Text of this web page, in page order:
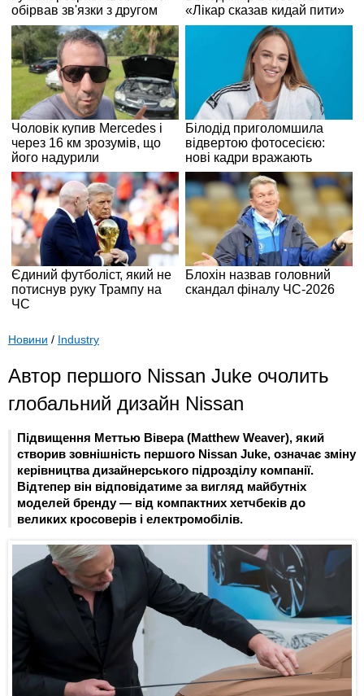
Новини / Industry
Автор першого Nissan Juke очолить
глобальний дизайн Nissan
Підвищення Меттью Вівера (Matthew Weaver), який
створив зовнішність першого Nissan Juke, означає зміну
керівництва дизайнерського підрозділу компанії.
Відтепер він відповідатиме за вигляд майбутніх
моделей бренду — від компактних хетчбеків до
великих кросоверів і електромобілів.